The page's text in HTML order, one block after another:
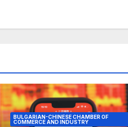
BULGARIAN-CHINESE CHAMBER OF
COMMERCE AND INDUSTRY